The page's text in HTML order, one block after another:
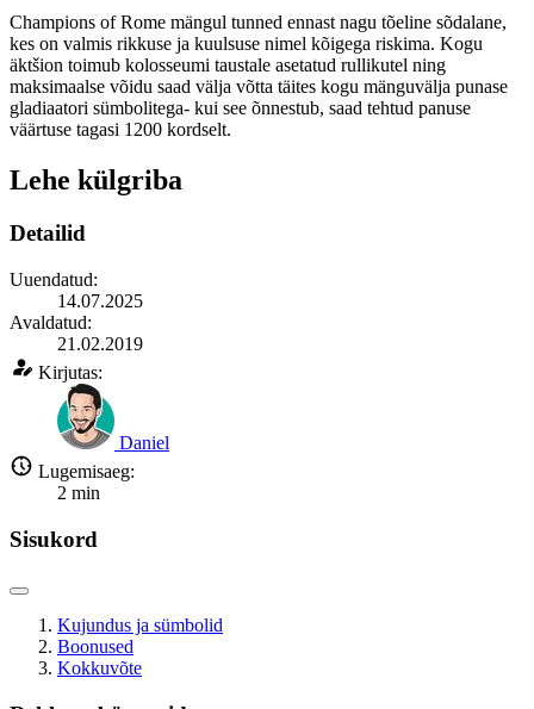
Champions of Rome mängul tunned ennast nagu tõeline sõdalane,
kes on valmis rikkuse ja kuulsuse nimel kõigega riskima. Kogu
äktšion toimub kolosseumi taustale asetatud rullikutel ning
maksimaalse võidu saad välja võtta täites kogu mänguvälja punase
gladiaatori sümbolitega- kui see õnnestub, saad tehtud panuse
väärtuse tagasi 1200 kordselt.
Lehe külgriba
Detailid
Uuendatud:
14.07.2025
Avaldatud:
21.02.2019
Kirjutas:
Daniel
Lugemisaeg:
2 min
Sisukord
Kujundus ja sümbolid
Boonused
Kokkuvõte